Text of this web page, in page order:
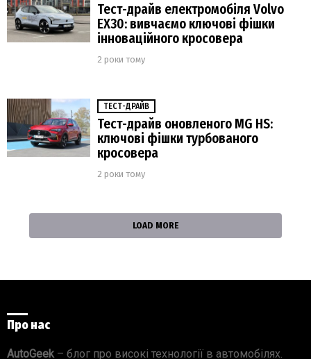
Тест-драйв електромобіля Volvo
EX30: вивчаємо ключові фішки
інноваційного кросовера
2 роки тому
ТЕСТ-ДРАЙВ
Тест-драйв оновленого MG HS:
ключові фішки турбованого
кросовера
2 роки тому
LOAD MORE
Про нас
AutoGeek – блог про високі технології в автомобілях.